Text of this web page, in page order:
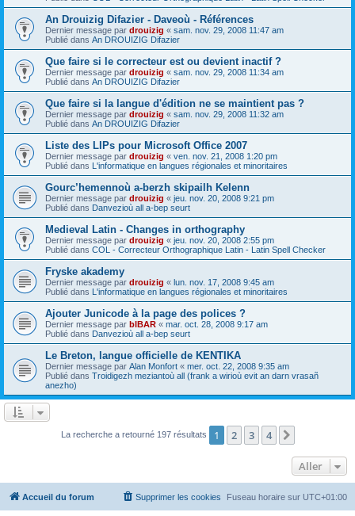
An Drouizig Difazier - Daveoù - Références
Dernier message par drouizig « sam. nov. 29, 2008 11:47 am
Publié dans An DROUIZIG Difazier
Que faire si le correcteur est ou devient inactif ?
Dernier message par drouizig « sam. nov. 29, 2008 11:34 am
Publié dans An DROUIZIG Difazier
Que faire si la langue d'édition ne se maintient pas ?
Dernier message par drouizig « sam. nov. 29, 2008 11:32 am
Publié dans An DROUIZIG Difazier
Liste des LIPs pour Microsoft Office 2007
Dernier message par drouizig « ven. nov. 21, 2008 1:20 pm
Publié dans L'informatique en langues régionales et minoritaires
Gourc’hemennoù a-berzh skipailh Kelenn
Dernier message par drouizig « jeu. nov. 20, 2008 9:21 pm
Publié dans Danvezioù all a-bep seurt
Medieval Latin - Changes in orthography
Dernier message par drouizig « jeu. nov. 20, 2008 2:55 pm
Publié dans COL - Correcteur Orthographique Latin - Latin Spell Checker
Fryske akademy
Dernier message par drouizig « lun. nov. 17, 2008 9:45 am
Publié dans L'informatique en langues régionales et minoritaires
Ajouter Junicode à la page des polices ?
Dernier message par bIBAR « mar. oct. 28, 2008 9:17 am
Publié dans Danvezioù all a-bep seurt
Le Breton, langue officielle de KENTIKA
Dernier message par Alan Monfort « mer. oct. 22, 2008 9:35 am
Publié dans Troidigezh meziantoù all (frank a wirioù evit an darn vrasañ
anezho)
La recherche a retourné 197 résultats 1 2 3 4
Aller
Accueil du forum Fuseau horaire sur UTC+01:00
Supprimer les cookies